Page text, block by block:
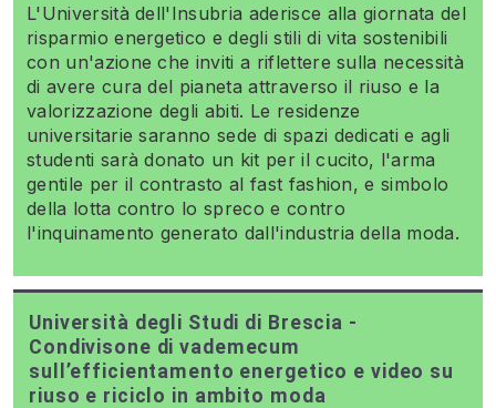
L'Università dell'Insubria aderisce alla giornata del
risparmio energetico e degli stili di vita sostenibili
con un'azione che inviti a riflettere sulla necessità
di avere cura del pianeta attraverso il riuso e la
valorizzazione degli abiti. Le residenze
universitarie saranno sede di spazi dedicati e agli
studenti sarà donato un kit per il cucito, l'arma
gentile per il contrasto al fast fashion, e simbolo
della lotta contro lo spreco e contro
l'inquinamento generato dall'industria della moda.
Università degli Studi di Brescia -
Condivisone di vademecum
sull’efficientamento energetico e video su
riuso e riciclo in ambito moda